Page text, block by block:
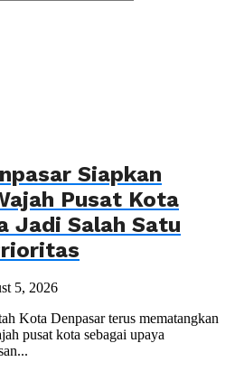
Siapkan
Pusat Kota
Jadi Salah Satu
5, 2026
Kota Denpasar terus mematangkan
pusat kota sebagai upaya